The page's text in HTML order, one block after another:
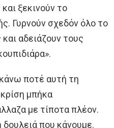
ξεκινούν το
Γυρνούν σχεδόν όλο το
αδειάζουν τους
ποτέ αυτή τη
μπήκα
με τίποτα πλέον.
που κάνουμε.